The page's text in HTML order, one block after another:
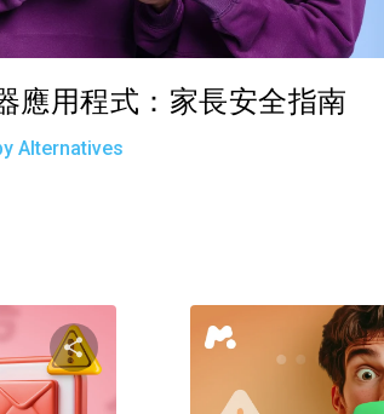
應用程式：家長安全指南
Alternatives